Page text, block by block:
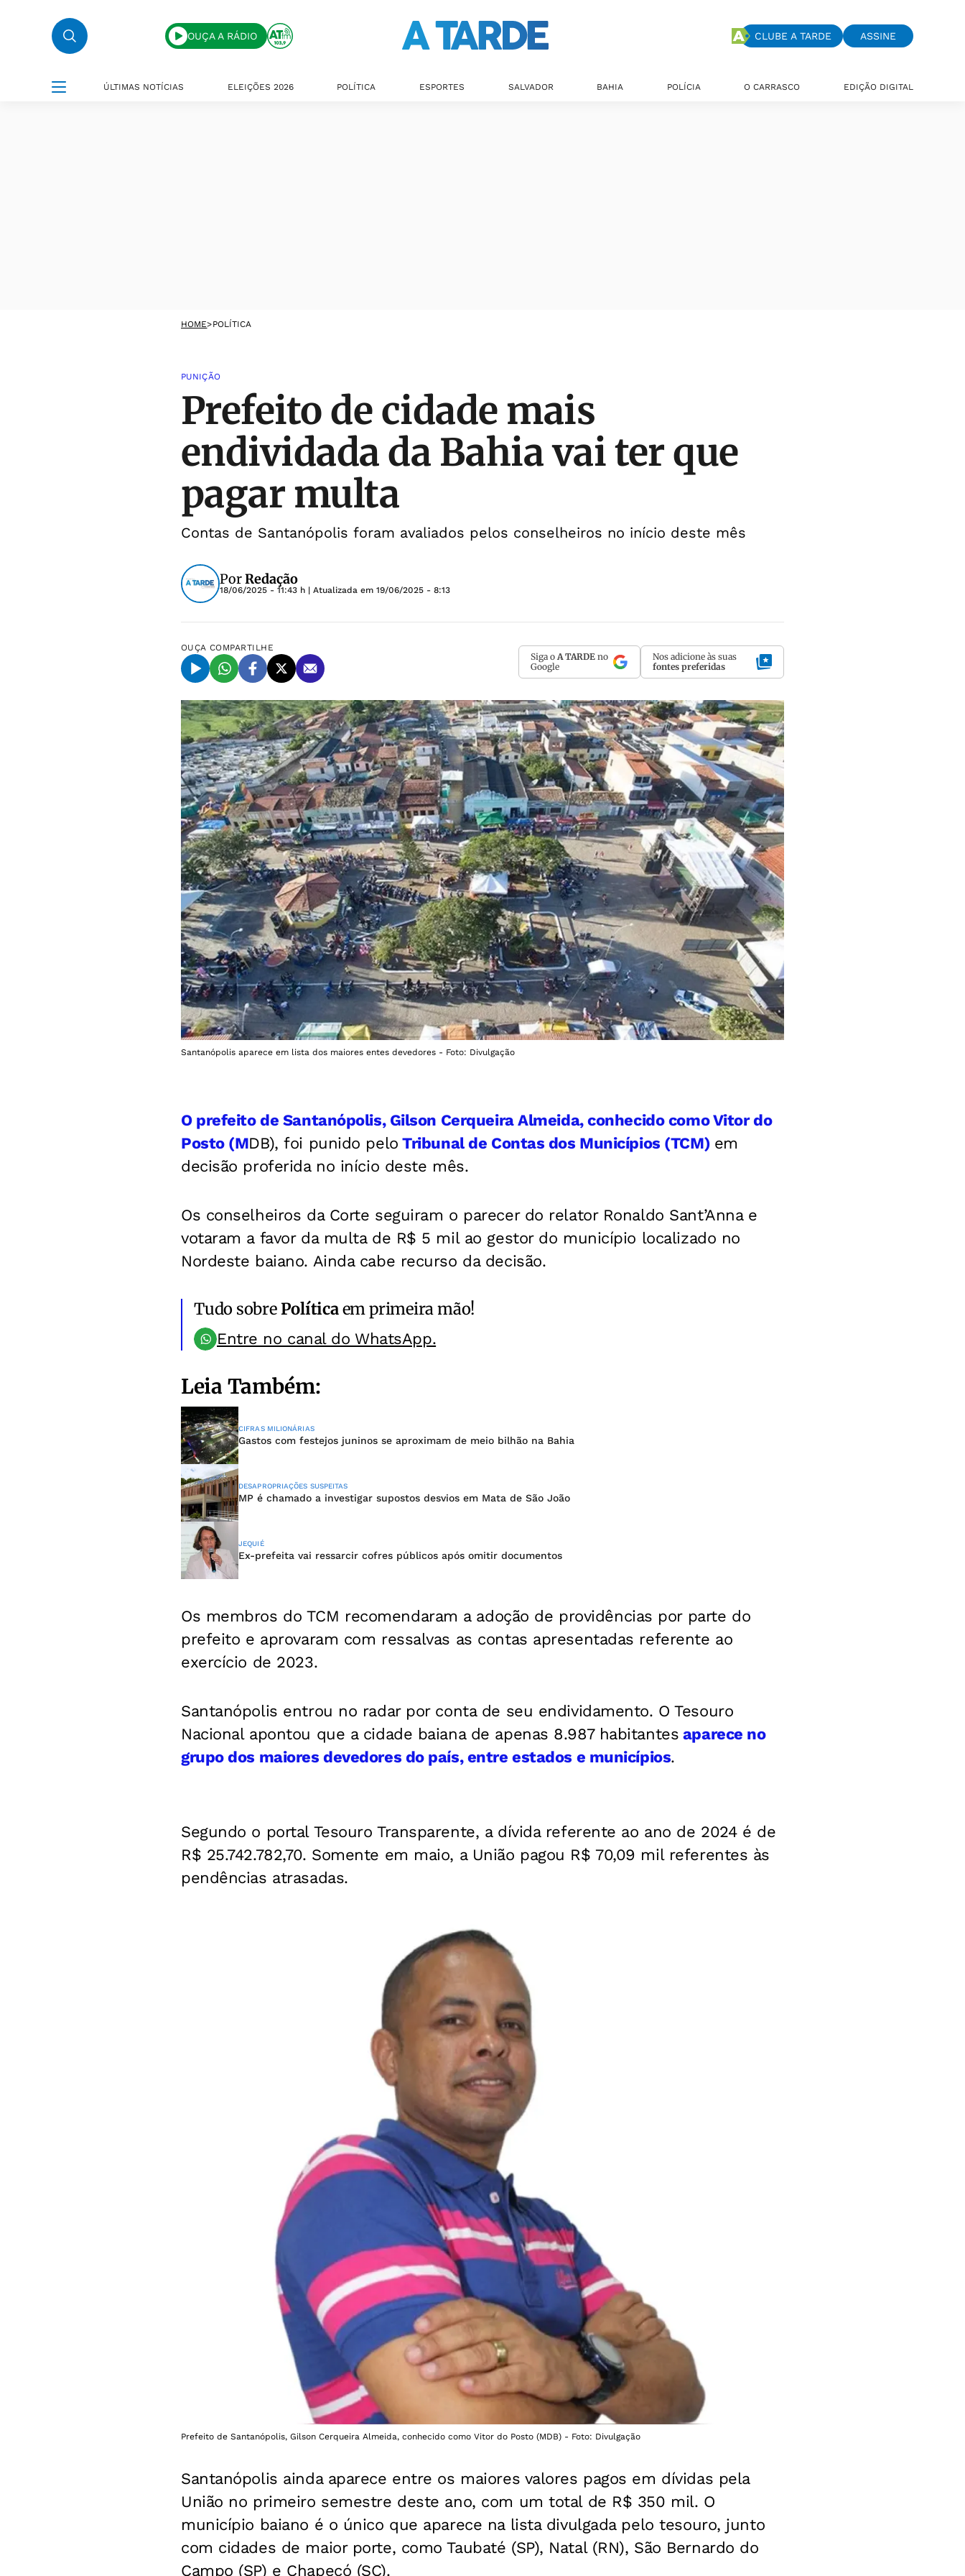
OUÇA A RÁDIO CLUBE A TARDE ASSINE
ÚLTIMAS NOTÍCIAS ELEIÇÕES 2026 POLÍTICA ESPORTES SALVADOR BAHIA POLÍCIA O CARRASCO EDIÇÃO DIGITAL
HOME>POLÍTICA
PUNIÇÃO
Prefeito de cidade mais
endividada da Bahia vai ter que
pagar multa
Contas de Santanópolis foram avaliados pelos conselheiros no início deste mês
PorRedação
18/06/2025 - 11:43 h | Atualizada em 19/06/2025 - 8:13
OUÇA COMPARTILHE
Siga o A TARDE no
Google
Nos adicione às suas
fontes preferidas
Santanópolis aparece em lista dos maiores entes devedores - Foto: Divulgação
O prefeito de Santanópolis, Gilson Cerqueira Almeida, conhecido como Vitor do
Posto (MDB), foi punido pelo Tribunal de Contas dos Municípios (TCM) em
decisão proferida no início deste mês.
Os conselheiros da Corte seguiram o parecer do relator Ronaldo Sant’Anna e
votaram a favor da multa de R$ 5 mil ao gestor do município localizado no
Nordeste baiano. Ainda cabe recurso da decisão.
Tudo sobre Políticaem primeira mão!
Entre no canal do WhatsApp.
Leia Também:
CIFRAS MILIONÁRIAS
Gastos com festejos juninos se aproximam de meio bilhão na Bahia
DESAPROPRIAÇÕES SUSPEITAS
MP é chamado a investigar supostos desvios em Mata de São João
JEQUIÉ
Ex-prefeita vai ressarcir cofres públicos após omitir documentos
Os membros do TCM recomendaram a adoção de providências por parte do
prefeito e aprovaram com ressalvas as contas apresentadas referente ao
exercício de 2023.
Santanópolis entrou no radar por conta de seu endividamento. O Tesouro
Nacional apontou que a cidade baiana de apenas 8.987 habitantes aparece no
grupo dos maiores devedores do país, entre estados e municípios.
Segundo o portal Tesouro Transparente, a dívida referente ao ano de 2024 é de
R$ 25.742.782,70. Somente em maio, a União pagou R$ 70,09 mil referentes às
pendências atrasadas.
Prefeito de Santanópolis, Gilson Cerqueira Almeida, conhecido como Vitor do Posto (MDB) - Foto: Divulgação
Santanópolis ainda aparece entre os maiores valores pagos em dívidas pela
União no primeiro semestre deste ano, com um total de R$ 350 mil. O
município baiano é o único que aparece na lista divulgada pelo tesouro, junto
com cidades de maior porte, como Taubaté (SP), Natal (RN), São Bernardo do
Campo (SP) e Chapecó (SC).